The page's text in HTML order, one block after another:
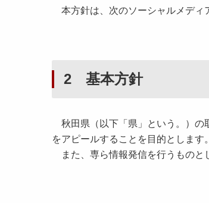
本方針は、次のソーシャルメディ
2 基本方針
秋田県（以下「県」という。）の
をアピールすることを目的とします。
また、専ら情報発信を行うものと